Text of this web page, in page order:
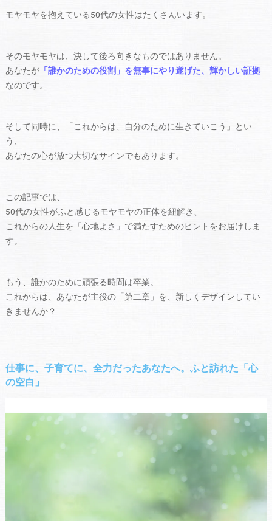
モヤモヤを抱えている50代の女性はたくさんいます。
そのモヤモヤは、決して後ろ向きなものではありません。
あなたが「誰かのための役割」を無事にやり遂げた、輝かしい証拠
なのです。
そして同時に、「これからは、自分のために生きていこう」とい
う、
あなたの心が放つ大切なサインでもあります。
この記事では、
50代の女性がふと感じるモヤモヤの正体を紐解き、
これからの人生を「心地よさ」で満たすためのヒントをお届けしま
す。
もう、誰かのために頑張る時間は卒業。
これからは、あなたが主役の「第二章」を、新しくデザインしてい
きませんか？
仕事に、子育てに、全力だったあなたへ。ふと訪れた「心
の空白」